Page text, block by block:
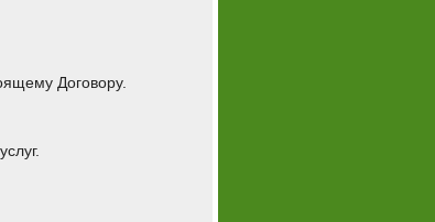
Договору.